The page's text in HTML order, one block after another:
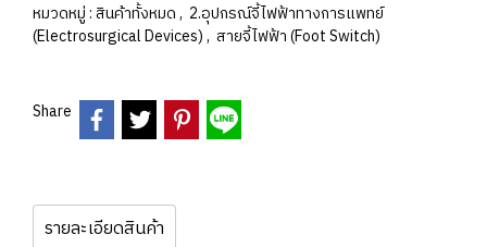
หมวดหมู่ :สินค้าทั้งหมด, 2.อุปกรณ์จี้ไฟฟ้าทางการแพทย์
(Electrosurgical Devices), สายจี้ไฟฟ้า (Foot Switch)
Share
รายละเอียดสินค้า